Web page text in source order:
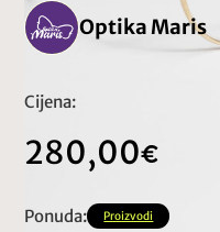
Optika Maris
Cijena:
280,00
Ponuda: Proizvodi